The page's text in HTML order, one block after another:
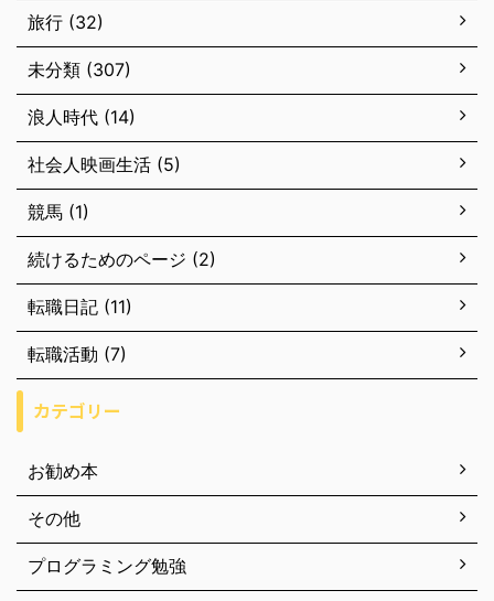
旅行 (32)
未分類 (307)
浪人時代 (14)
社会人映画生活 (5)
競馬 (1)
続けるためのページ (2)
転職日記 (11)
転職活動 (7)
カテゴリー
お勧め本
その他
プログラミング勉強